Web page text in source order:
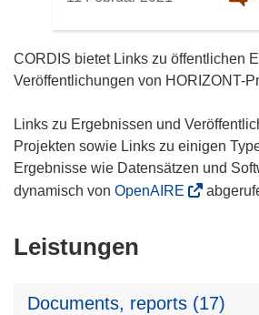
CORDIS bietet Links zu öffentlichen
Veröffentlichungen von HORIZONT-
Links zu Ergebnissen und
Projekten sowie Links zu einigen
Ergebnisse wie Datensätzen und
dynamisch von OpenAIRE
Leistungen
Documents, reports (17)